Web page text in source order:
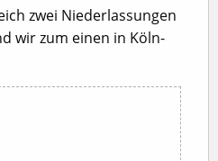
zwei Niederlassungen
wir zum einen in Köln-